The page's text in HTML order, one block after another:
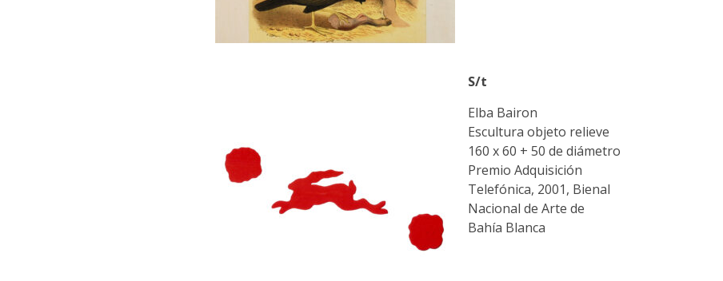
S/t
Elba Bairon
Escultura objeto relieve
160 x 60 + 50 de diámetro
Premio Adquisición
Telefónica, 2001, Bienal
Nacional de Arte de
Bahía Blanca